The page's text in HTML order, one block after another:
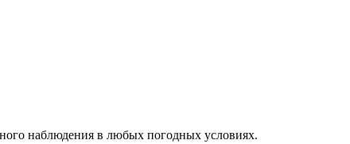
наблюдения в любых погодных условиях.